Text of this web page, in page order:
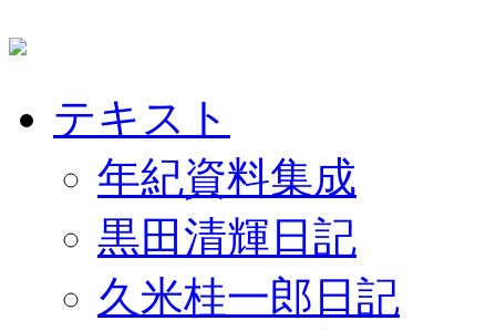
テキスト
年紀資料集成
黒田清輝日記
久米桂一郎日記